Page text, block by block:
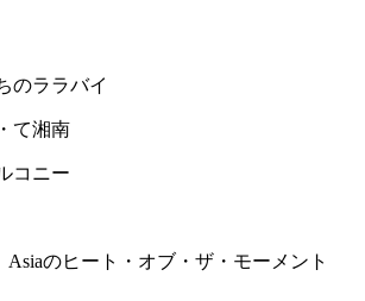
のララバイ
て湘南
コニー
のヒート・オブ・ザ・モーメント